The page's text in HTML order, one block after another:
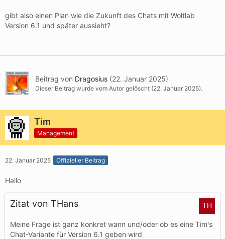
gibt also einen Plan wie die Zukunft des Chats mit Woltlab
Version 6.1 und später aussieht?
Beitrag von Dragosius (22. Januar 2025)
Dieser Beitrag wurde vom Autor gelöscht (22. Januar 2025).
Tim
Management
22. Januar 2025 Offizieller Beitrag
Hallo
Zitat von THans
Meine Frage ist ganz konkret wann und/oder ob es eine Tim's
Chat-Variante für Version 6.1 geben wird